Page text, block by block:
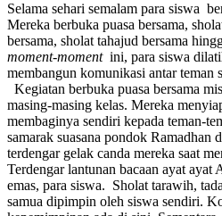
Selama sehari semalam para siswa
Mereka berbuka puasa bersama,
bersama, sholat tahajud bersama
moment-moment ini, para siswa
membangun komunikasi antar teman
Kegiatan berbuka puasa bersama
masing-masing kelas. Mereka
membaginya sendiri kepada teman-
samarak suasana pondok
terdengar gelak canda mereka saat
Terdengar lantunan bacaan ayat ayat
emas, para siswa. Sholat tarawih,
samua dipimpin oleh siswa sendiri.